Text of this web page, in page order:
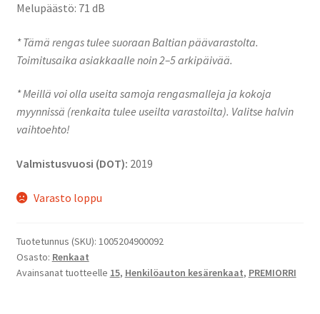
Melupäästö: 71 dB
* Tämä rengas tulee suoraan Baltian päävarastolta.
Toimitusaika asiakkaalle noin 2–5 arkipäivää.
* Meillä voi olla useita samoja rengasmalleja ja kokoja
myynnissä (renkaita tulee useilta varastoilta). Valitse halvin
vaihtoehto!
Valmistusvuosi (DOT): 2019
Varasto loppu
Tuotetunnus (SKU): 1005204900092
Osasto: Renkaat
Avainsanat tuotteelle 15, Henkilöauton kesärenkaat, PREMIORRI